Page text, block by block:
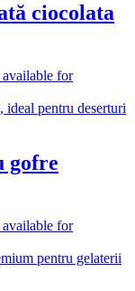
ciocolata
for
gofre
for